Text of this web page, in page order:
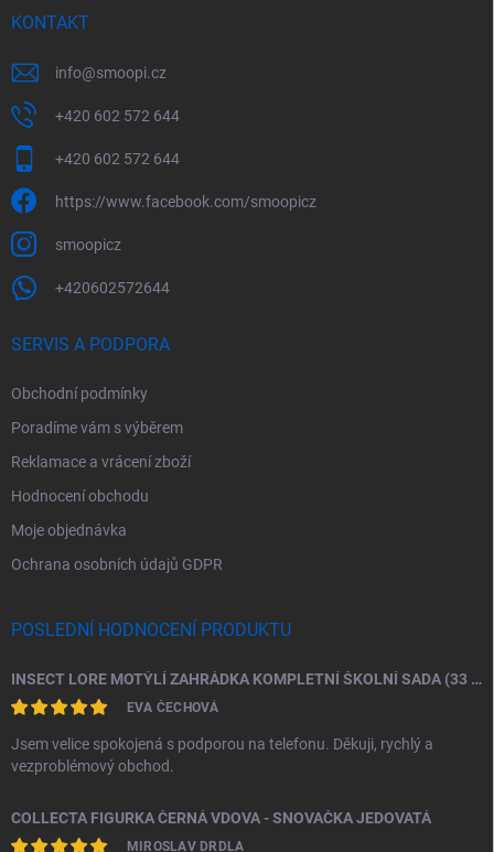
KONTAKT
info@smoopi.cz
+420 602 572 644
+420 602 572 644
https://www.facebook.com/smoopicz
smoopicz
+420602572644
SERVIS A PODPORA
Obchodní podmínky
Poradíme vám s výběrem
Reklamace a vrácení zboží
Hodnocení obchodu
Moje objednávka
Ochrana osobních údajů GDPR
POSLEDNÍ HODNOCENÍ PRODUKTU
INSECT LORE MOTÝLÍ ZAHRÁDKA KOMPLETNÍ ŠKOLNÍ SADA (33 HOUSENEK)
EVA ČECHOVÁ
Jsem velice spokojená s podporou na telefonu. Děkuji, rychlý a
vezproblémový obchod.
COLLECTA FIGURKA ČERNÁ VDOVA - SNOVAČKA JEDOVATÁ
MIROSLAV DRDLA